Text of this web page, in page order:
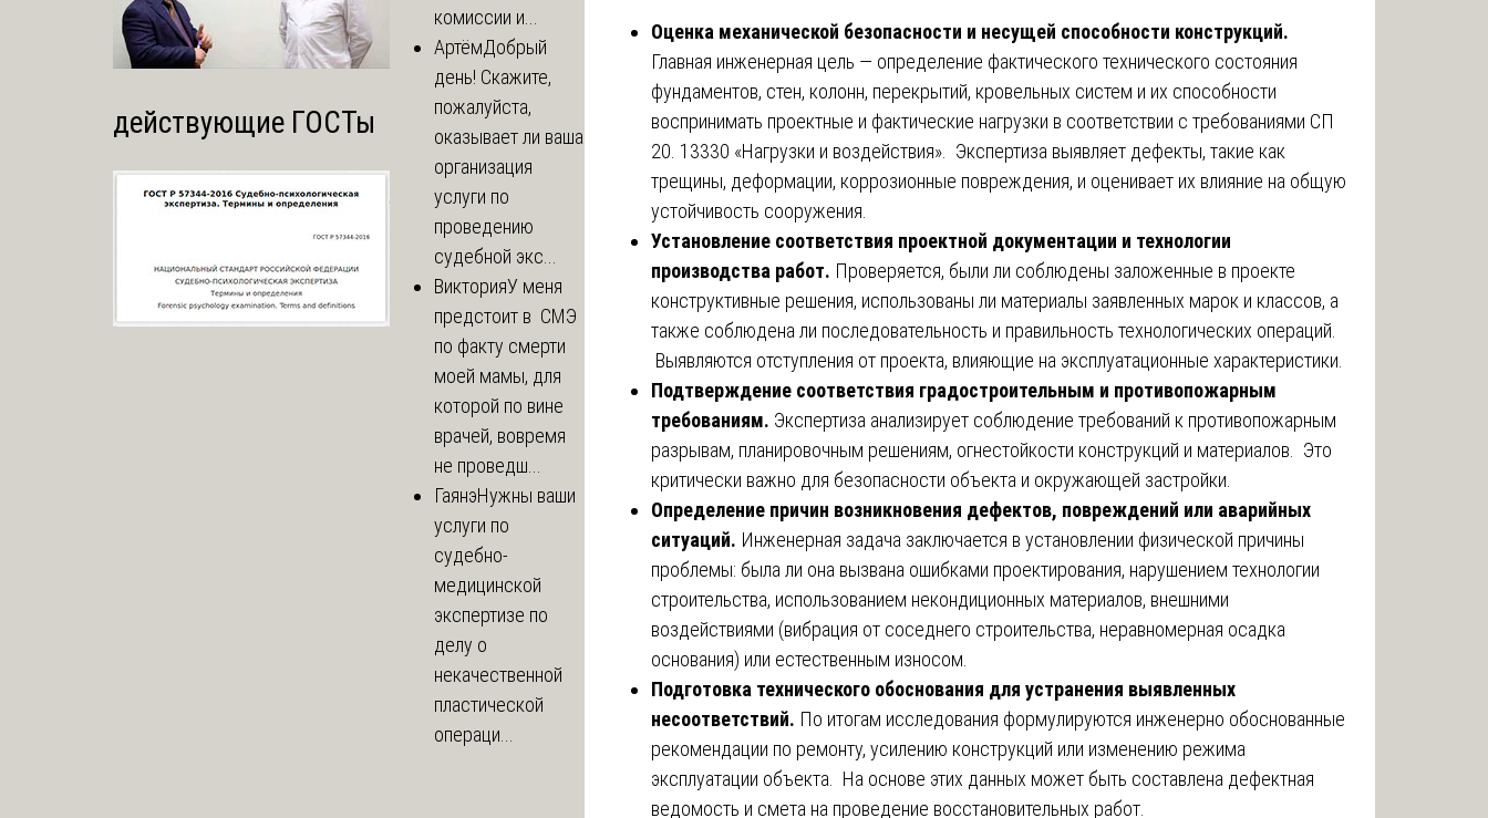
Оценка механической безопасности и несущей способности конструкций.
Главная инженерная цель — определение фактического технического состояния
фундаментов, стен, колонн, перекрытий, кровельных систем и их способности
воспринимать проектные и фактические нагрузки в соответствии с требованиями СП
20. 13330 «Нагрузки и воздействия». Экспертиза выявляет дефекты, такие как
трещины, деформации, коррозионные повреждения, и оценивает их влияние на общую
устойчивость сооружения.
Установление соответствия проектной документации и технологии
производства работ. Проверяется, были ли соблюдены заложенные в проекте
конструктивные решения, использованы ли материалы заявленных марок и классов, а
также соблюдена ли последовательность и правильность технологических операций.
Выявляются отступления от проекта, влияющие на эксплуатационные характеристики.
Подтверждение соответствия градостроительным и противопожарным
требованиям. Экспертиза анализирует соблюдение требований к противопожарным
разрывам, планировочным решениям, огнестойкости конструкций и материалов. Это
критически важно для безопасности объекта и окружающей застройки.
Определение причин возникновения дефектов, повреждений или аварийных
ситуаций. Инженерная задача заключается в установлении физической причины
проблемы: была ли она вызвана ошибками проектирования, нарушением технологии
строительства, использованием некондиционных материалов, внешними
воздействиями (вибрация от соседнего строительства, неравномерная осадка
основания) или естественным износом.
Подготовка технического обоснования для устранения выявленных
несоответствий. По итогам исследования формулируются инженерно обоснованные
рекомендации по ремонту, усилению конструкций или изменению режима
эксплуатации объекта. На основе этих данных может быть составлена дефектная
ведомость и смета на проведение восстановительных работ.
действующие ГОСТы
комиссии и...
АртёмДобрый
день! Скажите,
пожалуйста,
оказывает ли ваша
организация
услуги по
проведению
судебной экс...
ВикторияУ меня
предстоит в СМЭ
по факту смерти
моей мамы, для
которой по вине
врачей, вовремя
не проведш...
ГаянэНужны ваши
услуги по
судебно-
медицинской
экспертизе по
делу о
некачественной
пластической
операци...